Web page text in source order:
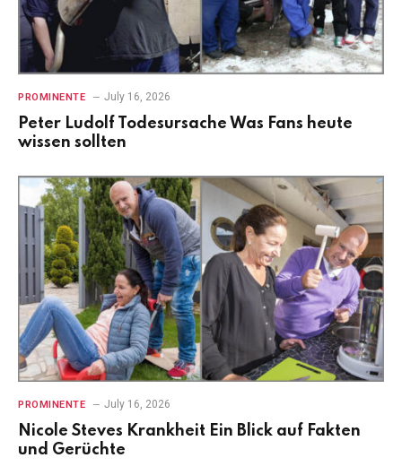
PROMINENTE July 16, 2026
Peter Ludolf Todesursache Was Fans heute
wissen sollten
PROMINENTE July 16, 2026
Nicole Steves Krankheit Ein Blick auf Fakten
und Gerüchte